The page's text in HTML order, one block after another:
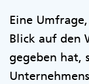
Eine
Blick auf den
gegeben hat,